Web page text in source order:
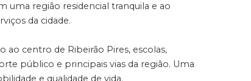
uma região residencial tranquila e ao
da cidade.
ao centro de Ribeirão Pires, escolas,
público e principais vias da região. Uma
e qualidade de vida.